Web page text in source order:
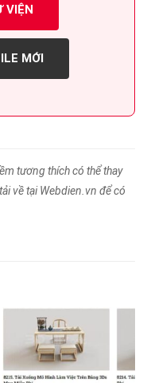
VIỆN
MỚI
tương thích có thể thay
về tại Webdien.vn để có